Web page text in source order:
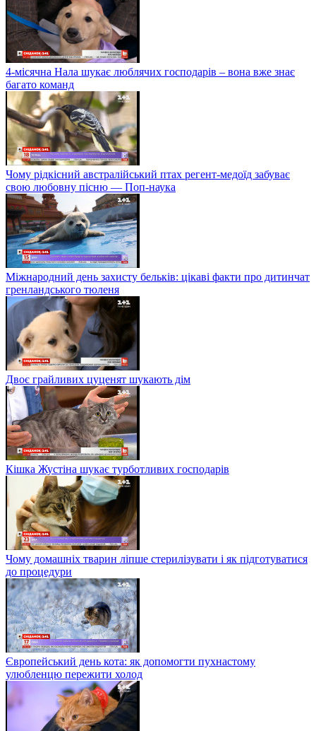
4-місячна Нала шукає люблячих господарів – вона вже знає
багато команд
Чому рідкісний австралійський птах регент-медоїд забуває
свою любовну пісню — Поп-наука
Міжнародний день захисту бельків: цікаві факти про дитинчат
гренландського тюленя
Двоє грайливих цуценят шукають дім
Кішка Жустіна шукає турботливих господарів
Чому домашніх тварин ліпше стерилізувати і як підготуватися
до процедури
Європейський день кота: як допомогти пухнастому
улюбленцю пережити холод